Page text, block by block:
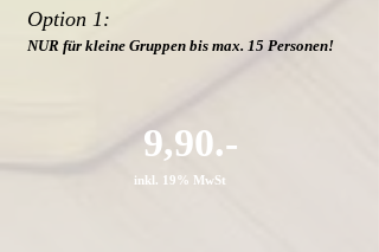
Option 1:
NUR für kleine Gruppen bis max. 15 Personen!
inkl. 19% MwSt
9,90.-